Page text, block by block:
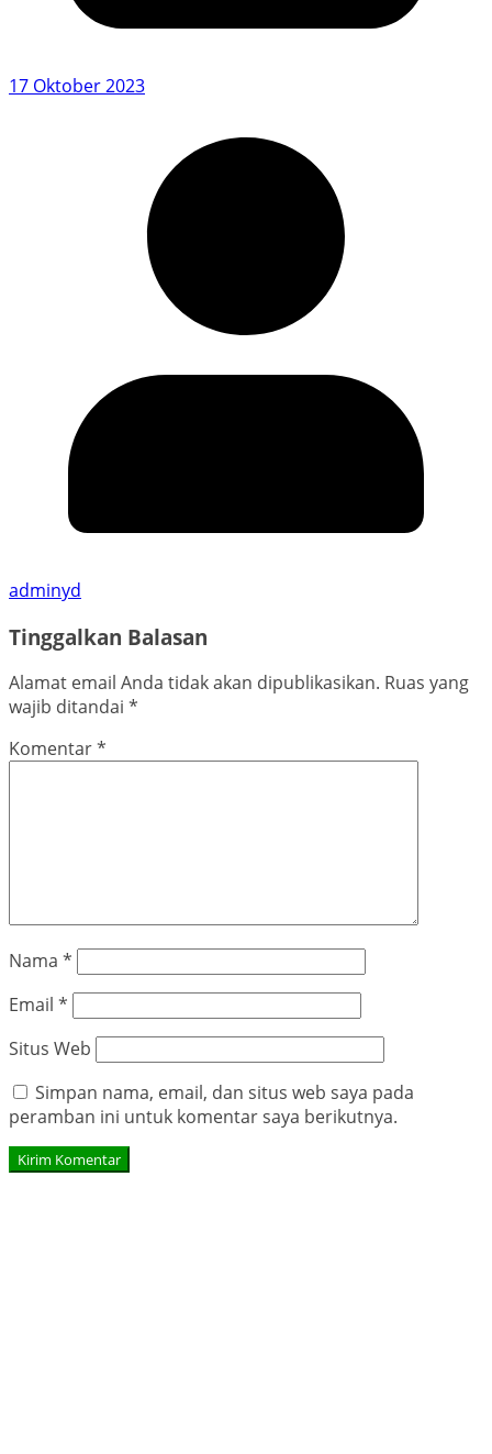
17 Oktober 2023
adminyd
Tinggalkan Balasan
Alamat email Anda tidak akan dipublikasikan. Ruas yang
wajib ditandai *
Komentar*
Nama *
Email *
Situs Web
Simpan nama, email, dan situs web saya pada
peramban ini untuk komentar saya berikutnya.